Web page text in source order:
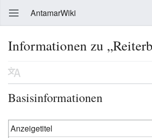
AntamarWiki
Informationen zu
Basisinformationen
Anzeigetitel